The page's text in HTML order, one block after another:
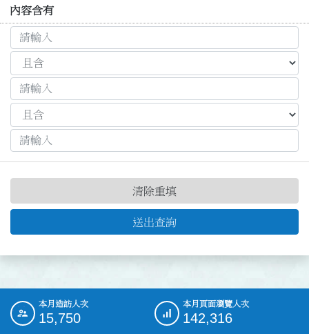
內容含有
送出查詢
清除重填
::: 本月造訪人次
15,750
本月頁面瀏覽人次
142,316